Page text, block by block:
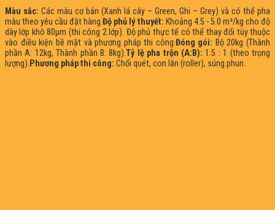
Màu sắc: Các màu cơ bản (Xanh lá cây – Green, Ghi – Grey) và có thể pha
màu theo yêu cầu đặt hàng.Độ phủ lý thuyết: Khoảng 4.5 - 5.0 m²/kg cho độ
dày lớp khô 80µm (thi công 2 lớp). Độ phủ thực tế có thể thay đổi tùy thuộc
vào điều kiện bề mặt và phương pháp thi công.Đóng gói: Bộ 20kg (Thành
phần A: 12kg, Thành phần B: 8kg).Tỷ lệ pha trộn (A:B): 1.5 : 1 (theo trọng
lượng). Phương pháp thi công: Chổi quét, con lăn (roller), súng phun.